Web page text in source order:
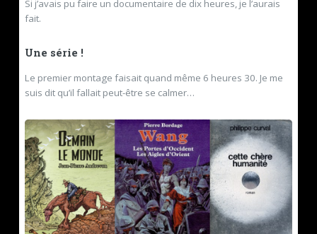
Si j’avais pu faire un documentaire de dix heures, je l’aurais
fait.
Une série !
Le premier montage faisait quand même 6 heures 30. Je me
suis dit qu’il fallait peut-être se calmer…